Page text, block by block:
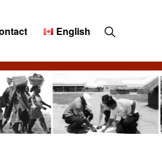
English Show
Search